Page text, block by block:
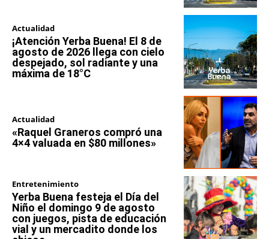
Actualidad
¡Atención Yerba Buena! El 8 de
agosto de 2026 llega con cielo
despejado, sol radiante y una
máxima de 18°C
Actualidad
«Raquel Graneros compró una
4×4 valuada en $80 millones»
Entretenimiento
Yerba Buena festeja el Día del
Niño el domingo 9 de agosto
con juegos, pista de educación
vial y un mercadito donde los